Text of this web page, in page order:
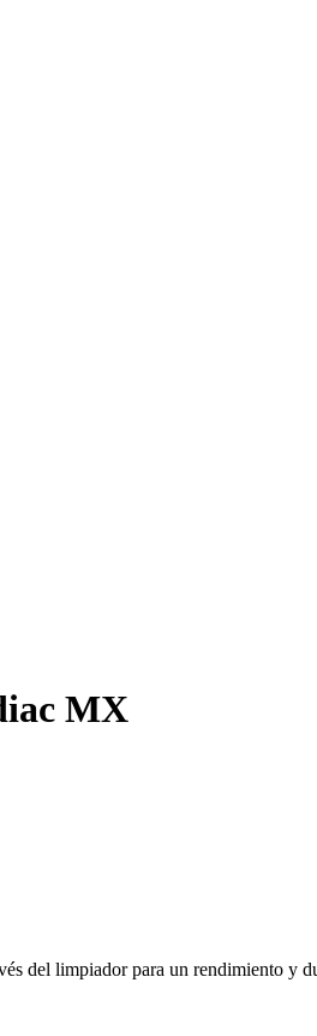
MX
del limpiador para un rendimiento y